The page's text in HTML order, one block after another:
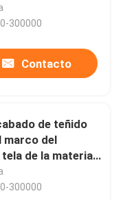
300000
Contacto
de teñido
marco del
de la materia
300000